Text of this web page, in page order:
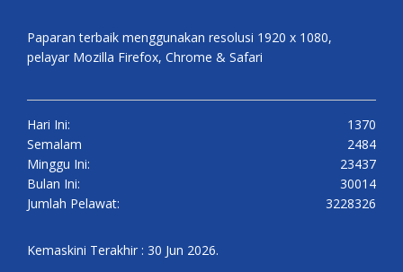
Paparan terbaik menggunakan resolusi 1920 x 1080,
pelayar Mozilla Firefox, Chrome & Safari
Hari Ini:
1370
Semalam
2484
Minggu Ini:
23437
Bulan Ini:
30014
Jumlah Pelawat:
3228326
Kemaskini Terakhir : 30 Jun 2026.